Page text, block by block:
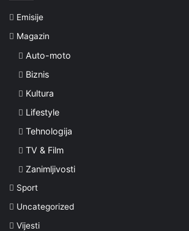
Emisije
Magazin
Auto-moto
Biznis
Kultura
Lifestyle
Tehnologija
TV & Film
Zanimljivosti
Sport
Uncategorized
Vijesti